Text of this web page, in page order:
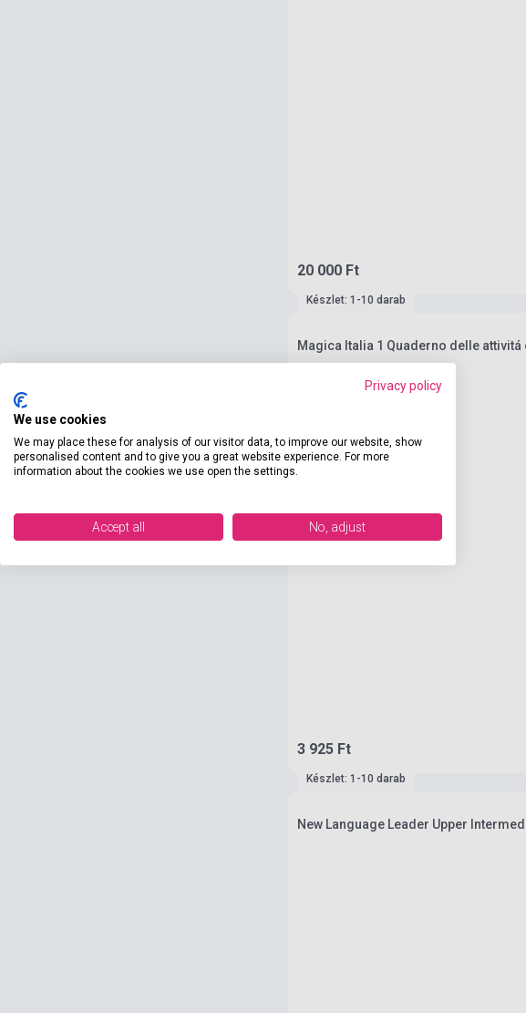
20 000 Ft
Készlet: 1-10 darab
Magica Italia 1 Quaderno delle
3 925 Ft
Készlet: 1-10 darab
New Language Leader Upper
Privacy policy
We use cookies
We may place these for analysis of our visitor data, to improve our website, show
personalised content and to give you a great website experience. For more
information about the cookies we use open the settings.
Accept all No, adjust